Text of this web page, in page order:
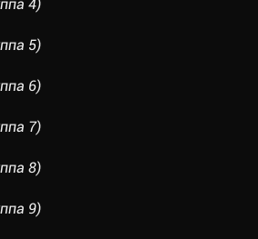
4)
5)
6)
7)
8)
9)